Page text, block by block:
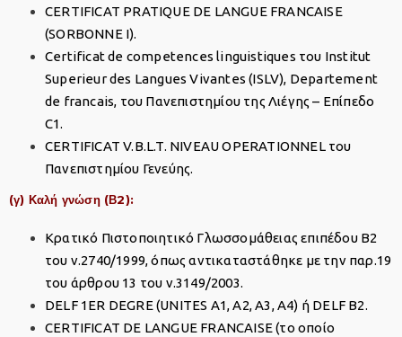
CERTIFICAT PRATIQUE DE LANGUE FRANCAISE
(SORBONNE I).
Certificat de competences linguistiques του Institut
Superieur des Langues Vivantes (ISLV), Departement
de francais, του Πανεπιστημίου της Λιέγης – Επίπεδο
C1.
CERTIFICAT V.B.L.T. NIVEAU OPERATIONNEL του
Πανεπιστημίου Γενεύης.
(γ) Καλή γνώση (Β2):
Κρατικό Πιστοποιητικό Γλωσσομάθειας επιπέδου Β2
του ν.2740/1999, όπως αντικαταστάθηκε με την παρ.19
του άρθρου 13 του ν.3149/2003.
DELF 1ER DEGRΕ (UNITES A1, A2, A3, A4) ή DELF B2.
CERTIFICAT DE LANGUE FRANCAISE (το οποίο